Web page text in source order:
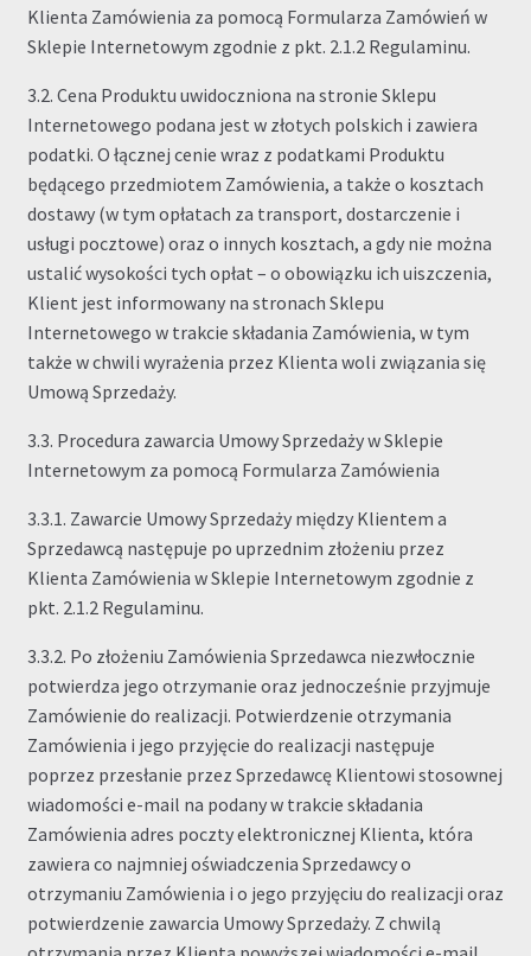
Klienta Zamówienia za pomocą Formularza Zamówień w
Sklepie Internetowym zgodnie z pkt. 2.1.2 Regulaminu.
3.2. Cena Produktu uwidoczniona na stronie Sklepu
Internetowego podana jest w złotych polskich i zawiera
podatki. O łącznej cenie wraz z podatkami Produktu
będącego przedmiotem Zamówienia, a także o kosztach
dostawy (w tym opłatach za transport, dostarczenie i
usługi pocztowe) oraz o innych kosztach, a gdy nie można
ustalić wysokości tych opłat – o obowiązku ich uiszczenia,
Klient jest informowany na stronach Sklepu
Internetowego w trakcie składania Zamówienia, w tym
także w chwili wyrażenia przez Klienta woli związania się
Umową Sprzedaży.
3.3. Procedura zawarcia Umowy Sprzedaży w Sklepie
Internetowym za pomocą Formularza Zamówienia
3.3.1. Zawarcie Umowy Sprzedaży między Klientem a
Sprzedawcą następuje po uprzednim złożeniu przez
Klienta Zamówienia w Sklepie Internetowym zgodnie z
pkt. 2.1.2 Regulaminu.
3.3.2. Po złożeniu Zamówienia Sprzedawca niezwłocznie
potwierdza jego otrzymanie oraz jednocześnie przyjmuje
Zamówienie do realizacji. Potwierdzenie otrzymania
Zamówienia i jego przyjęcie do realizacji następuje
poprzez przesłanie przez Sprzedawcę Klientowi stosownej
wiadomości e-mail na podany w trakcie składania
Zamówienia adres poczty elektronicznej Klienta, która
zawiera co najmniej oświadczenia Sprzedawcy o
otrzymaniu Zamówienia i o jego przyjęciu do realizacji oraz
potwierdzenie zawarcia Umowy Sprzedaży. Z chwilą